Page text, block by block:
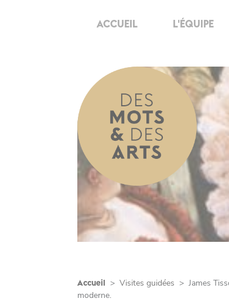
ACCUEIL L'ÉQUIPE
Accueil > Visites guidées > James
moderne.